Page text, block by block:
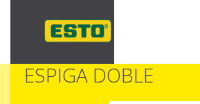
ESPIGA DOBLE